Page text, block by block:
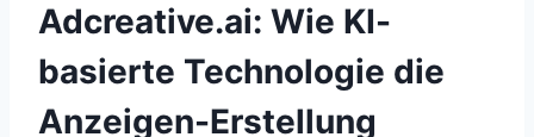
Adcreative.ai: Wie KI-
basierte Technologie die
Anzeigen-Erstellung